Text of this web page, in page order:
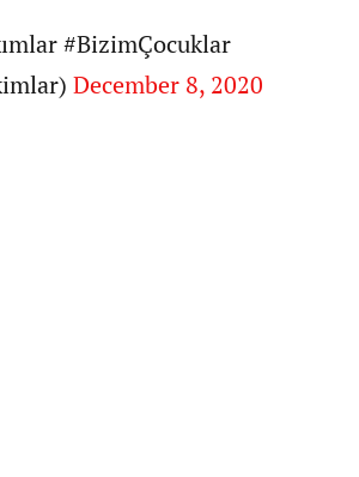
#BizimÇocuklar
December 8, 2020